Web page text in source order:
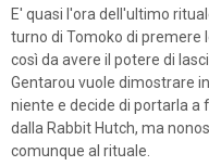
E' quasi l'ora dell'ultimo
turno di Tomoko di premere
così da avere il potere di
Gentarou vuole dimostrare
niente e decide di portarla a
dalla Rabbit Hutch, ma
comunque al rituale.